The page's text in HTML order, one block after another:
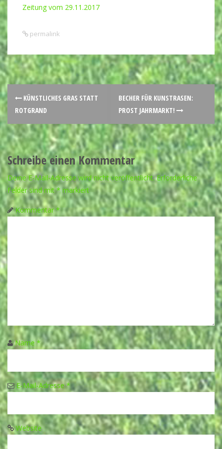
Zeitung vom 29.11.2017
permalink
KÜNSTLICHES GRAS STATT
ROTGRAND
BECHER FÜR KUNSTRASEN:
PROST JAHRMARKT!
Schreibe einen Kommentar
Deine E-Mail-Adresse wird nicht veröffentlicht. Erforderliche
Felder sind mit* markiert
Kommentar*
Name *
E-Mail-Adresse*
Website